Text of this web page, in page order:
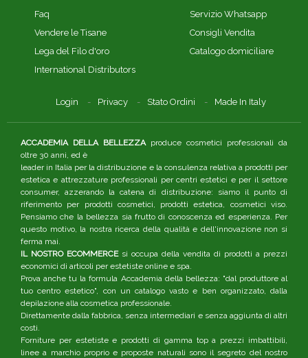
Faq
Vendere le Tisane
Lega del Filo d'oro
International Distributors
Servizio Whatsapp
Consigli Vendita
Catalogo domiciliare
Login Privacy Stato Ordini Made In Italy
ACCADEMIA DELLA BELLEZZAproduce cosmetici professionali da
oltre 30 anni, ed è
leader in Italia per la distribuzione e la consulenza relativa a prodotti per
estetica e attrezzature professionali per centri estetici e per il settore
consumer, azzerando la catena di distribuzione: siamo il punto di
riferimento per prodotti cosmetici, prodotti estetica, cosmetici viso.
Pensiamo che la bellezza sia frutto di conoscenza ed esperienza. Per
questo motivo, la nostra ricerca della qualità e dell'innovazione non si
ferma mai.
IL NOSTRO ECOMMERCEsi occupa della vendita di prodotti a prezzi
economici di articoli per estetiste online e spa.
Prova anche tu la formula Accademia della bellezza: "dal produttore al
tuo centro estetico", con un catalogo vasto e ben organizzato, dalla
depilazione alla cosmetica professionale.
Direttamente dalla fabbrica, senza intermediari e senza aggiunta di altri
costi.
Forniture per estetiste e prodotti di gamma top a prezzi imbattibili,
linee a marchio proprio e proposte naturali sono il segreto del nostro